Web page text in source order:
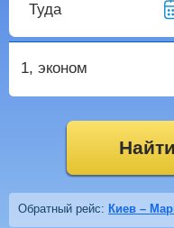
Туда
1, эконом
Обратный рейс: Киев –